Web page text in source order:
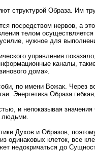
структурой Образа. Им
посредством нервов, а
телом
нужное для
управления
каналы,
дома».
по имени Вожак. Через
Энергетика Образа
и непоказывая
людьми.
Духов и Образов,
одинаковых клеток, все
недокричаться до